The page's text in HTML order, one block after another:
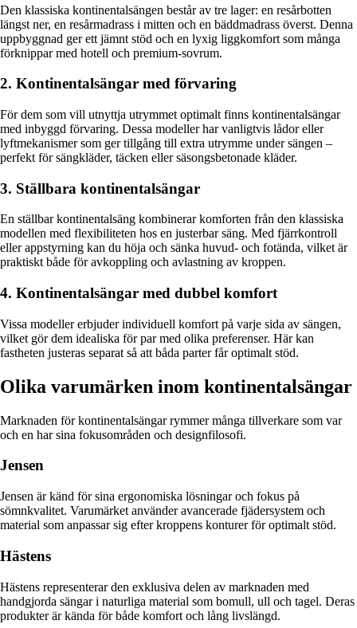
Den klassiska kontinentalsängen består av tre lager: en resårbotten
längst ner, en resårmadrass i mitten och en bäddmadrass överst. Denna
uppbyggnad ger ett jämnt stöd och en lyxig liggkomfort som många
förknippar med hotell och premium-sovrum.
2. Kontinentalsängar med förvaring
För dem som vill utnyttja utrymmet optimalt finns kontinentalsängar
med inbyggd förvaring. Dessa modeller har vanligtvis lådor eller
lyftmekanismer som ger tillgång till extra utrymme under sängen –
perfekt för sängkläder, täcken eller säsongsbetonade kläder.
3. Ställbara kontinentalsängar
En ställbar kontinentalsäng kombinerar komforten från den klassiska
modellen med flexibiliteten hos en justerbar säng. Med fjärrkontroll
eller appstyrning kan du höja och sänka huvud- och fotända, vilket är
praktiskt både för avkoppling och avlastning av kroppen.
4. Kontinentalsängar med dubbel komfort
Vissa modeller erbjuder individuell komfort på varje sida av sängen,
vilket gör dem idealiska för par med olika preferenser. Här kan
fastheten justeras separat så att båda parter får optimalt stöd.
Olika varumärken inom kontinentalsängar
Marknaden för kontinentalsängar rymmer många tillverkare som var
och en har sina fokusområden och designfilosofi.
Jensen
Jensen är känd för sina ergonomiska lösningar och fokus på
sömnkvalitet. Varumärket använder avancerade fjädersystem och
material som anpassar sig efter kroppens konturer för optimalt stöd.
Hästens
Hästens representerar den exklusiva delen av marknaden med
handgjorda sängar i naturliga material som bomull, ull och tagel. Deras
produkter är kända för både komfort och lång livslängd.